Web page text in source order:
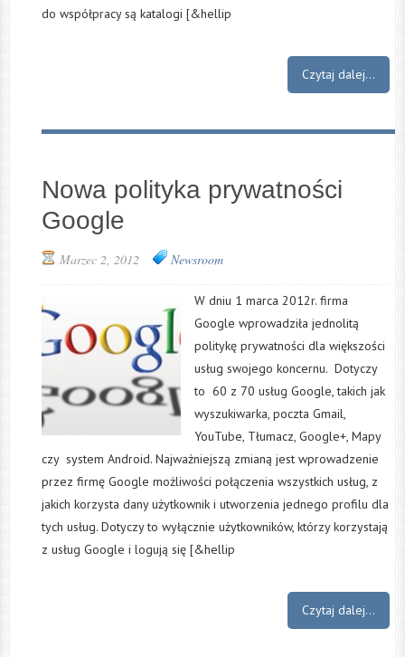
do współpracy są katalogi [&hellip
Czytaj dalej...
Nowa polityka prywatności
Google
Marzec 2, 2012 Newsroom
W dniu 1 marca 2012r. firma
Google wprowadziła jednolitą
politykę prywatności dla większości
usług swojego koncernu. Dotyczy
to 60 z 70 usług Google, takich jak
wyszukiwarka, poczta Gmail,
YouTube, Tłumacz, Google+, Mapy
czy system Android. Najważniejszą zmianą jest wprowadzenie
przez firmę Google możliwości połączenia wszystkich usług, z
jakich korzysta dany użytkownik i utworzenia jednego profilu dla
tych usług. Dotyczy to wyłącznie użytkowników, którzy korzystają
z usług Google i logują się [&hellip
Czytaj dalej...